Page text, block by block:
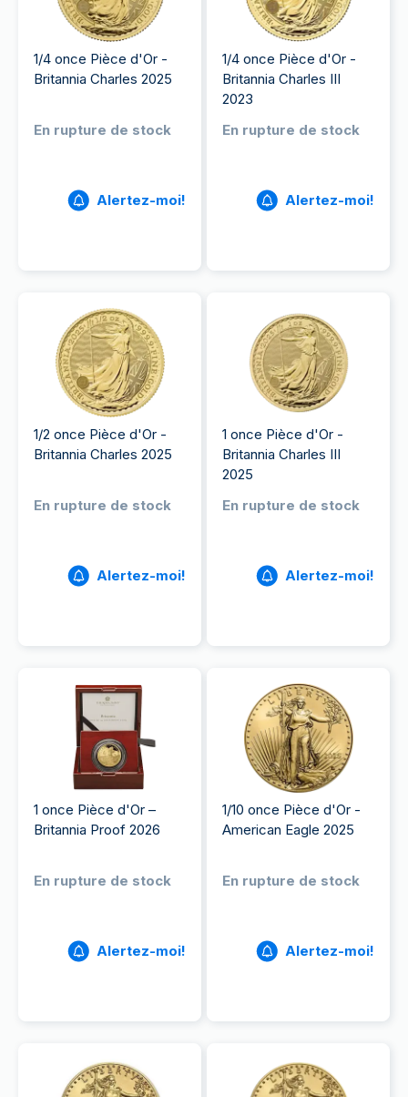
1/4 once Pièce d'Or -
Britannia Charles 2025
En rupture de stock
Alertez-moi!
1/4 once Pièce d'Or -
Britannia Charles III
2023
En rupture de stock
Alertez-moi!
1/2 once Pièce d'Or -
Britannia Charles 2025
En rupture de stock
Alertez-moi!
1 once Pièce d'Or -
Britannia Charles III
2025
En rupture de stock
Alertez-moi!
1 once Pièce d'Or –
Britannia Proof 2026
En rupture de stock
Alertez-moi!
1/10 once Pièce d'Or -
American Eagle 2025
En rupture de stock
Alertez-moi!